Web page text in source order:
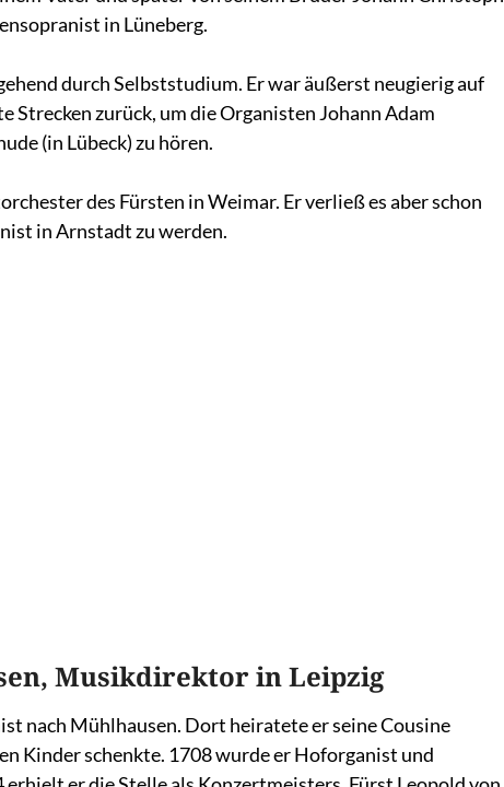
in Lüneberg.
durch Selbststudium. Er war äußerst neugierig auf
Strecken zurück, um die Organisten Johann Adam
(in Lübeck) zu hören.
des Fürsten in Weimar. Er verließ es aber schon
in Arnstadt zu werden.
Musikdirektor in Leipzig
nach Mühlhausen. Dort heiratete er seine Cousine
Kinder schenkte. 1708 wurde er Hoforganist und